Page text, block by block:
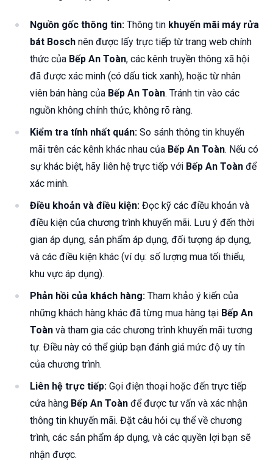
Nguồn gốc thông tin: Thông tin khuyến mãi máy rửa
bát Bosch nên được lấy trực tiếp từ trang web chính
thức của Bếp An Toàn, các kênh truyền thông xã hội
đã được xác minh (có dấu tick xanh), hoặc từ nhân
viên bán hàng của Bếp An Toàn. Tránh tin vào các
nguồn không chính thức, không rõ ràng.
Kiểm tra tính nhất quán: So sánh thông tin khuyến
mãi trên các kênh khác nhau của Bếp An Toàn. Nếu có
sự khác biệt, hãy liên hệ trực tiếp với Bếp An Toàn để
xác minh.
Điều khoản và điều kiện: Đọc kỹ các điều khoản và
điều kiện của chương trình khuyến mãi. Lưu ý đến thời
gian áp dụng, sản phẩm áp dụng, đối tượng áp dụng,
và các điều kiện khác (ví dụ: số lượng mua tối thiểu,
khu vực áp dụng).
Phản hồi của khách hàng: Tham khảo ý kiến của
những khách hàng khác đã từng mua hàng tại Bếp An
Toàn và tham gia các chương trình khuyến mãi tương
tự. Điều này có thể giúp bạn đánh giá mức độ uy tín
của chương trình.
Liên hệ trực tiếp: Gọi điện thoại hoặc đến trực tiếp
cửa hàng Bếp An Toàn để được tư vấn và xác nhận
thông tin khuyến mãi. Đặt câu hỏi cụ thể về chương
trình, các sản phẩm áp dụng, và các quyền lợi bạn sẽ
nhận được.